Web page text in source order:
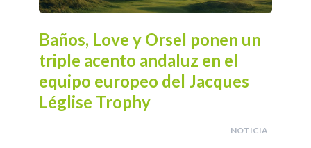
Baños, Love y Orsel ponen un
triple acento andaluz en el
equipo europeo del Jacques
Léglise Trophy
NOTICIA